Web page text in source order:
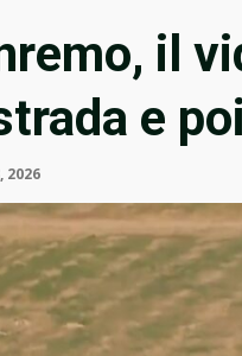
il
e
2026